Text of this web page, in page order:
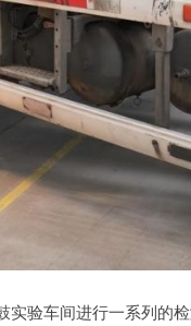
验车间进行一系列的